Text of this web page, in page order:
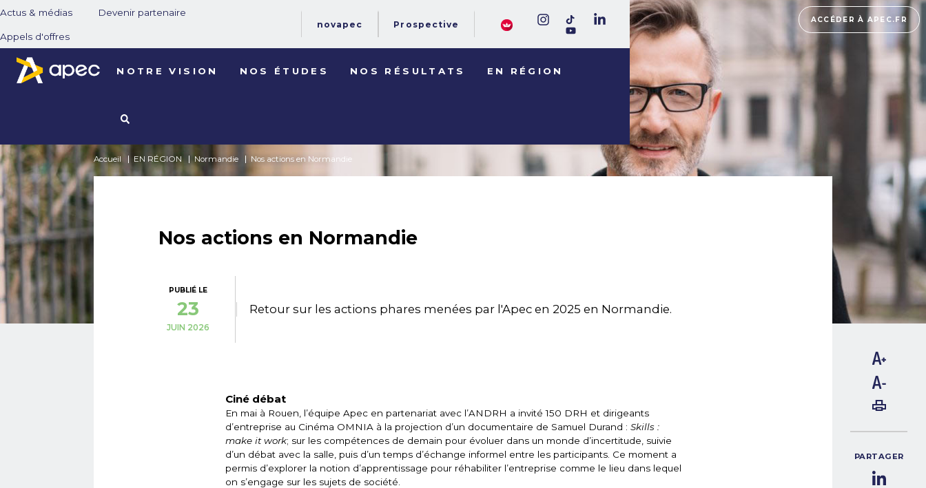
Actus & médias Devenir partenaire
Appels d'offres
novapec Prospective
NOTRE VISION NOS ÉTUDES NOS RÉSULTATS EN RÉGION
ACCÉDER À APEC.FR
Accueil EN RÉGION Normandie Nos actions en Normandie
Nos actions en Normandie
PUBLIÉ LE
23
JUIN 2026
PARTAGER
Retour sur les actions phares menées par l'Apec en 2025 en Normandie.
Ciné débat
En mai à Rouen, l’équipe Apec en partenariat avec l’ANDRH a invité 150 DRH et dirigeants
d’entreprise au Cinéma OMNIA à la projection d’un documentaire de Samuel Durand : Skills :
make it work; sur les compétences de demain pour évoluer dans un monde d’incertitude, suivie
d’un débat avec la salle, puis d’un temps d’échange informel entre les participants. Ce moment a
permis d’explorer la notion d’apprentissage pour réhabiliter l’entreprise comme le lieu dans lequel
on s’engage sur les sujets de société.